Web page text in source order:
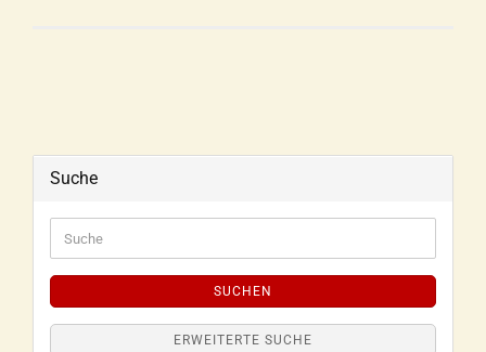
Suche
SUCHEN
ERWEITERTE SUCHE